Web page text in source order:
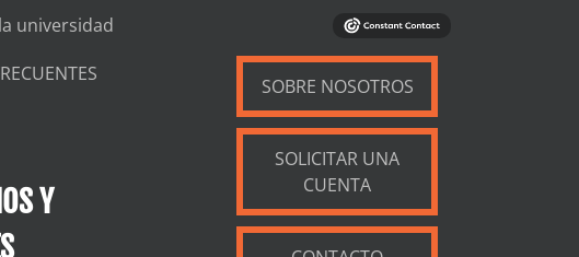
universidad
Y
SOBRE NOSOTROS
SOLICITAR UNA
CUENTA